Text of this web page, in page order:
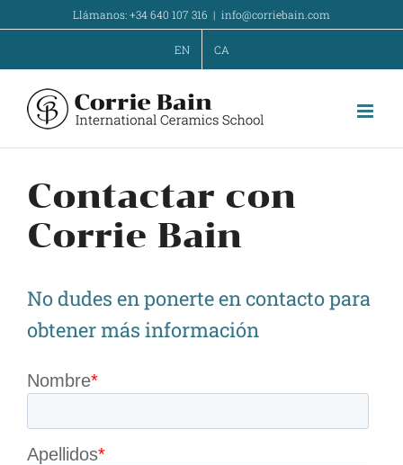
content
Llámanos: +34 640 107 316 | info@corriebain.com
EN CA
Contactar con
Corrie Bain
No dudes en ponerte en contacto para
obtener más información